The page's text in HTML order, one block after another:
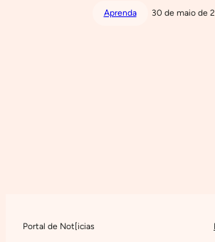
Aprenda 30 de maio de
Portal de Not[icias